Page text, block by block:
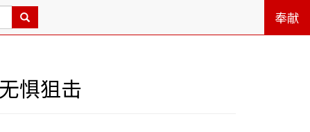
奉献
惧狙击